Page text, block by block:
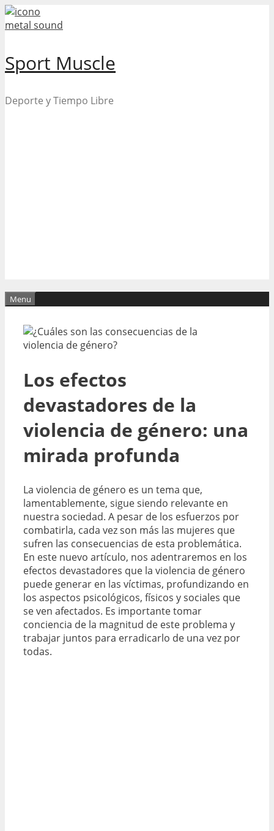
Skip
to
Sport Muscle
Deporte y Tiempo Libre
Menu
Los efectos
devastadores de la
violencia de género: una
mirada profunda
La violencia de género es un tema que,
lamentablemente, sigue siendo relevante en
nuestra sociedad. A pesar de los esfuerzos por
combatirla, cada vez son más las mujeres que
sufren las consecuencias de esta problemática.
En este nuevo artículo, nos adentraremos en los
efectos devastadores que la violencia de género
puede generar en las víctimas, profundizando en
los aspectos psicológicos, físicos y sociales que
se ven afectados. Es importante tomar
conciencia de la magnitud de este problema y
trabajar juntos para erradicarlo de una vez por
todas.